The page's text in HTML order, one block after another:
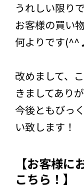
うれしい限り
お客様の買い
何よりです
改めまして、
きましてあり
今後ともびっ
い致します！
【お客様
こちら！】